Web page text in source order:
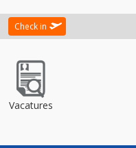
Check in
Vacatures